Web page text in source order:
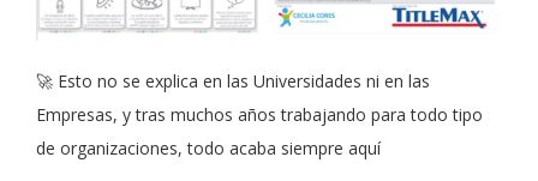
🚀 Esto no se explica en las Universidades ni en las
Empresas, y tras muchos años trabajando para todo tipo
de organizaciones, todo acaba siempre aquí